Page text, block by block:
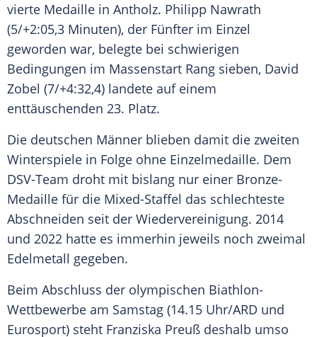
vierte Medaille in Antholz. Philipp Nawrath
(5/+2:05,3 Minuten), der Fünfter im Einzel
geworden war, belegte bei schwierigen
Bedingungen im Massenstart Rang sieben, David
Zobel (7/+4:32,4) landete auf einem
enttäuschenden 23. Platz.
Die deutschen Männer blieben damit die zweiten
Winterspiele in Folge ohne Einzelmedaille. Dem
DSV-Team droht mit bislang nur einer Bronze-
Medaille für die Mixed-Staffel das schlechteste
Abschneiden seit der Wiedervereinigung. 2014
und 2022 hatte es immerhin jeweils noch zweimal
Edelmetall gegeben.
Beim Abschluss der olympischen Biathlon-
Wettbewerbe am Samstag (14.15 Uhr/ARD und
Eurosport) steht Franziska Preuß deshalb umso